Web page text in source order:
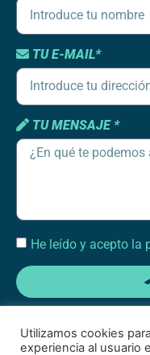
TU E-MAIL*
TU MENSAJE *
He leído y acepto la
Utilizamos cookies
experiencia al usuario